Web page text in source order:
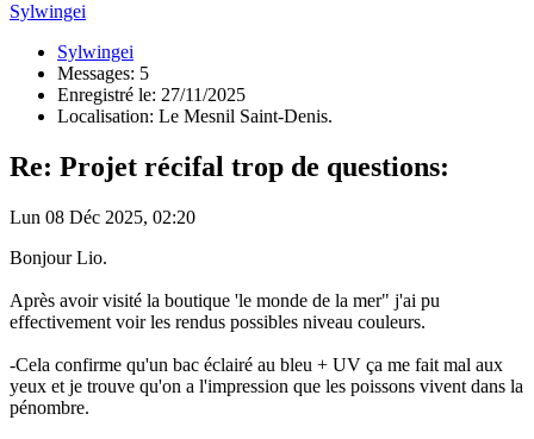
Sylwingei
Sylwingei
Messages: 5
Enregistré le: 27/11/2025
Localisation: Le Mesnil Saint-Denis.
Re: Projet récifal trop de questions:
Lun 08 Déc 2025, 02:20
Bonjour Lio.
Après avoir visité la boutique 'le monde de la mer" j'ai pu
effectivement voir les rendus possibles niveau couleurs.
-Cela confirme qu'un bac éclairé au bleu + UV ça me fait mal aux
yeux et je trouve qu'on a l'impression que les poissons vivent dans la
pénombre.